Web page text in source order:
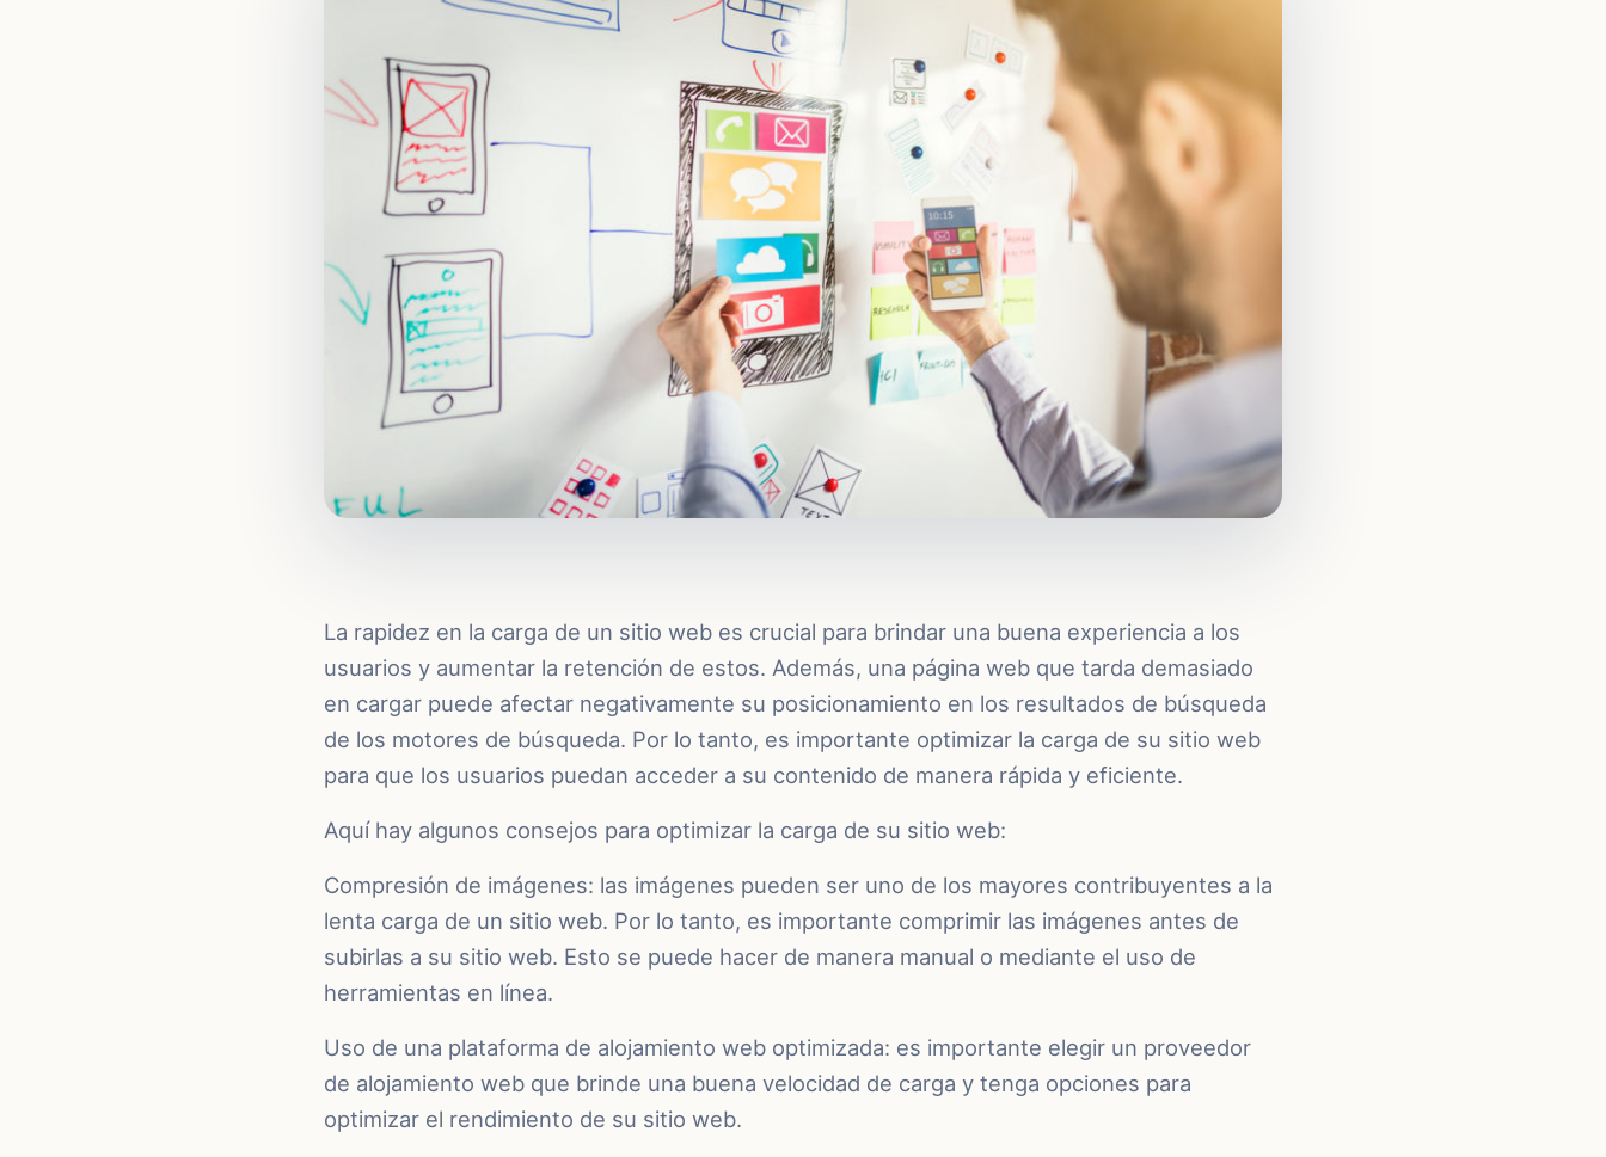
La rapidez en la carga de un sitio web es crucial para brindar una buena experiencia a los
usuarios y aumentar la retención de estos. Además, una página web que tarda demasiado
en cargar puede afectar negativamente su posicionamiento en los resultados de búsqueda
de los motores de búsqueda. Por lo tanto, es importante optimizar la carga de su sitio web
para que los usuarios puedan acceder a su contenido de manera rápida y eficiente.
Aquí hay algunos consejos para optimizar la carga de su sitio web:
Compresión de imágenes: las imágenes pueden ser uno de los mayores contribuyentes a la
lenta carga de un sitio web. Por lo tanto, es importante comprimir las imágenes antes de
subirlas a su sitio web. Esto se puede hacer de manera manual o mediante el uso de
herramientas en línea.
Uso de una plataforma de alojamiento web optimizada: es importante elegir un proveedor
de alojamiento web que brinde una buena velocidad de carga y tenga opciones para
optimizar el rendimiento de su sitio web.